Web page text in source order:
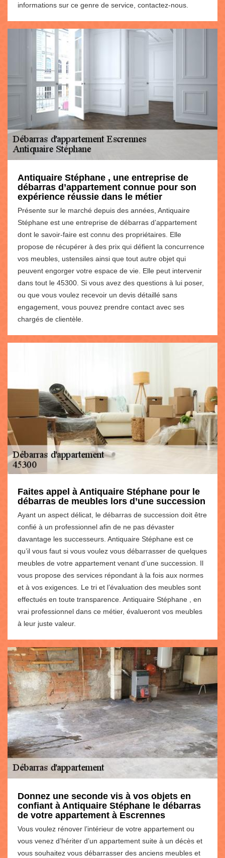
informations sur ce genre de service, contactez-nous.
Antiquaire Stéphane , une entreprise de
débarras d’appartement connue pour son
expérience réussie dans le métier
Présente sur le marché depuis des années, Antiquaire
Stéphane est une entreprise de débarras d’appartement
dont le savoir-faire est connu des propriétaires. Elle
propose de récupérer à des prix qui défient la concurrence
vos meubles, ustensiles ainsi que tout autre objet qui
peuvent engorger votre espace de vie. Elle peut intervenir
dans tout le 45300. Si vous avez des questions à lui poser,
ou que vous voulez recevoir un devis détaillé sans
engagement, vous pouvez prendre contact avec ses
chargés de clientèle.
Faites appel à Antiquaire Stéphane pour le
débarras de meubles lors d’une succession
Ayant un aspect délicat, le débarras de succession doit être
confié à un professionnel afin de ne pas dévaster
davantage les successeurs. Antiquaire Stéphane est ce
qu’il vous faut si vous voulez vous débarrasser de quelques
meubles de votre appartement venant d’une succession. Il
vous propose des services répondant à la fois aux normes
et à vos exigences. Le tri et l’évaluation des meubles sont
effectués en toute transparence. Antiquaire Stéphane , en
vrai professionnel dans ce métier, évalueront vos meubles
à leur juste valeur.
Donnez une seconde vis à vos objets en
confiant à Antiquaire Stéphane le débarras
de votre appartement à Escrennes
Vous voulez rénover l’intérieur de votre appartement ou
vous venez d’hériter d’un appartement suite à un décès et
vous souhaitez vous débarrasser des anciens meubles et